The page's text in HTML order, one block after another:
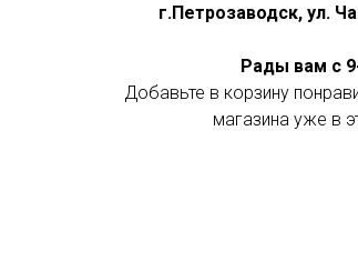
г.Петрозаводск, ул.
Рады вам с
Добавьте в корзину
магазина уже в